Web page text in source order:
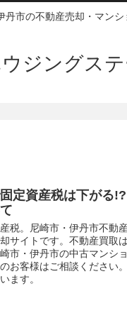
丹市の不動産売却・マン
ジングス
定資産税は下がる
税。尼崎市・伊丹市不動
サイトです。不動産買取
市・伊丹市の中古マンシ
お客様はご相談ください
ます。